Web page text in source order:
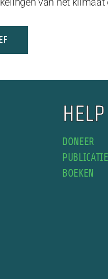
DONEER
BOEKEN